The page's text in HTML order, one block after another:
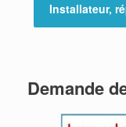
Installateur,
Demande